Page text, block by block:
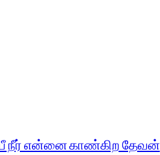
நீர் என்னை காண்கிற தேவன்